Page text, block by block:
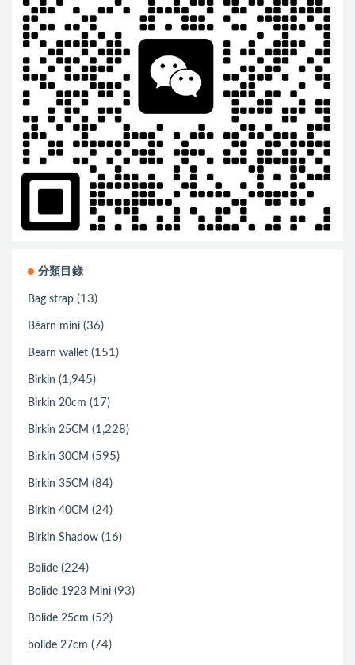
分類目錄
Bag strap (13)
Béarn mini (36)
Bearn wallet (151)
Birkin (1,945)
Birkin 20cm (17)
Birkin 25CM (1,228)
Birkin 30CM (595)
Birkin 35CM (84)
Birkin 40CM (24)
Birkin Shadow (16)
Bolide (224)
Bolide 1923 Mini (93)
Bolide 25cm (52)
bolide 27cm (74)